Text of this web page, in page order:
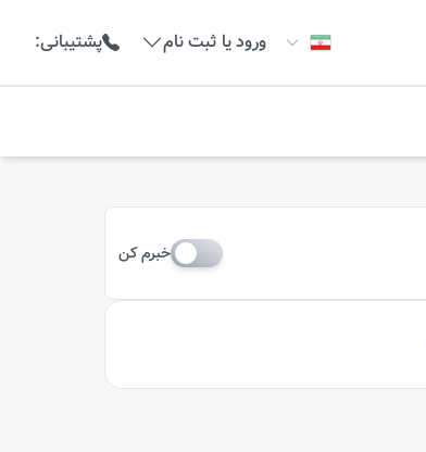
ورود یا ثبت نام پشتیبانی:
خبرم کن